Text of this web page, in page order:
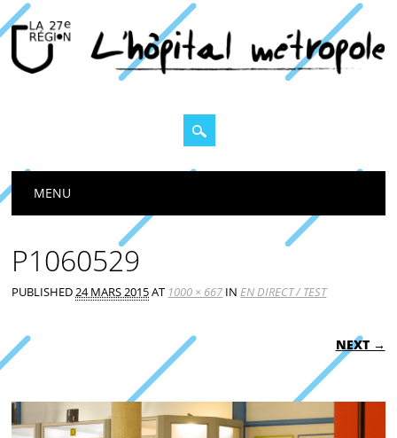
Main menu
MENU
P1060529
PUBLISHED24 MARS 2015AT 1000 × 667 INEN DIRECT / TEST
NEXT →